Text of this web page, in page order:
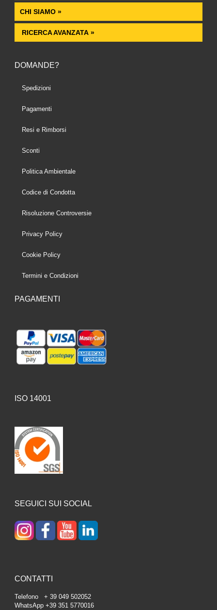
CHI SIAMO »
RICERCA AVANZATA »
DOMANDE?
Spedizioni
Pagamenti
Resi e Rimborsi
Sconti
Politica Ambientale
Codice di Condotta
Risoluzione Controversie
Privacy Policy
Cookie Policy
Termini e Condizioni
PAGAMENTI
ISO 14001
SEGUICI SUI SOCIAL
CONTATTI
Telefono + 39 049 502052
WhatsApp +39 351 5770016